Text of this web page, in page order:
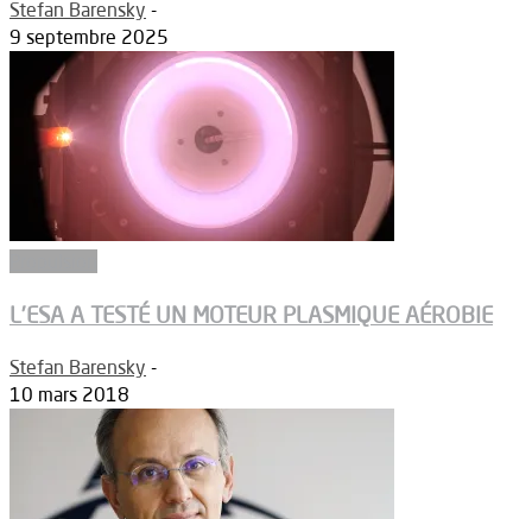
Stefan Barensky -
9 septembre 2025
L’ESA A TESTÉ UN MOTEUR PLASMIQUE AÉROBIE
Stefan Barensky -
10 mars 2018